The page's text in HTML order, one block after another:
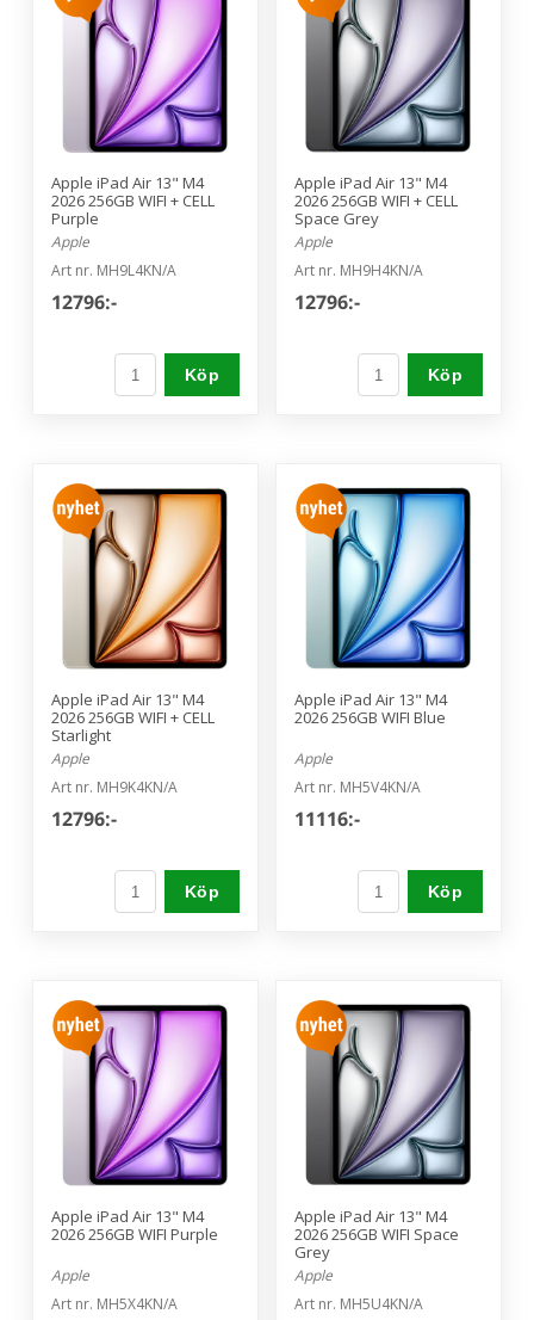
Apple iPad Air 13" M4
2026 256GB WIFI + CELL
Purple
Apple
Art nr. MH9L4KN/A
12796:-
Köp
Apple iPad Air 13" M4
2026 256GB WIFI + CELL
Space Grey
Apple
Art nr. MH9H4KN/A
12796:-
Köp
Apple iPad Air 13" M4
2026 256GB WIFI + CELL
Starlight
Apple
Art nr. MH9K4KN/A
12796:-
Köp
Apple iPad Air 13" M4
2026 256GB WIFI Blue
Apple
Art nr. MH5V4KN/A
11116:-
Köp
Apple iPad Air 13" M4
2026 256GB WIFI Purple
Apple
Art nr. MH5X4KN/A
Apple iPad Air 13" M4
2026 256GB WIFI Space
Grey
Apple
Art nr. MH5U4KN/A